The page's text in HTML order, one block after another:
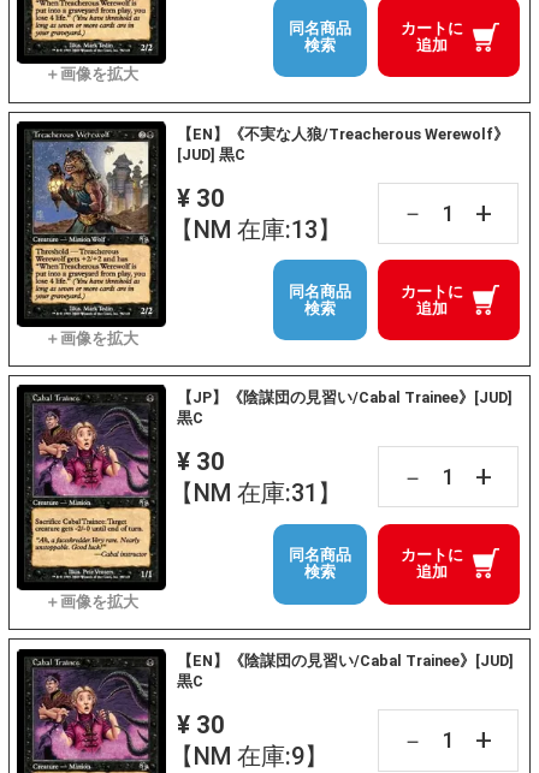
カートに
追加
同名商品
検索
【EN】《不実な人狼/Treacherous Werewolf》
[JUD] 黒C
¥ 30
【NM 在庫:13】
－ +
カートに
追加
同名商品
検索
【JP】《陰謀団の見習い/Cabal Trainee》[JUD]
黒C
¥ 30
【NM 在庫:31】
－ +
カートに
追加
同名商品
検索
【EN】《陰謀団の見習い/Cabal Trainee》[JUD]
黒C
¥ 30
【NM 在庫:9】
－ +